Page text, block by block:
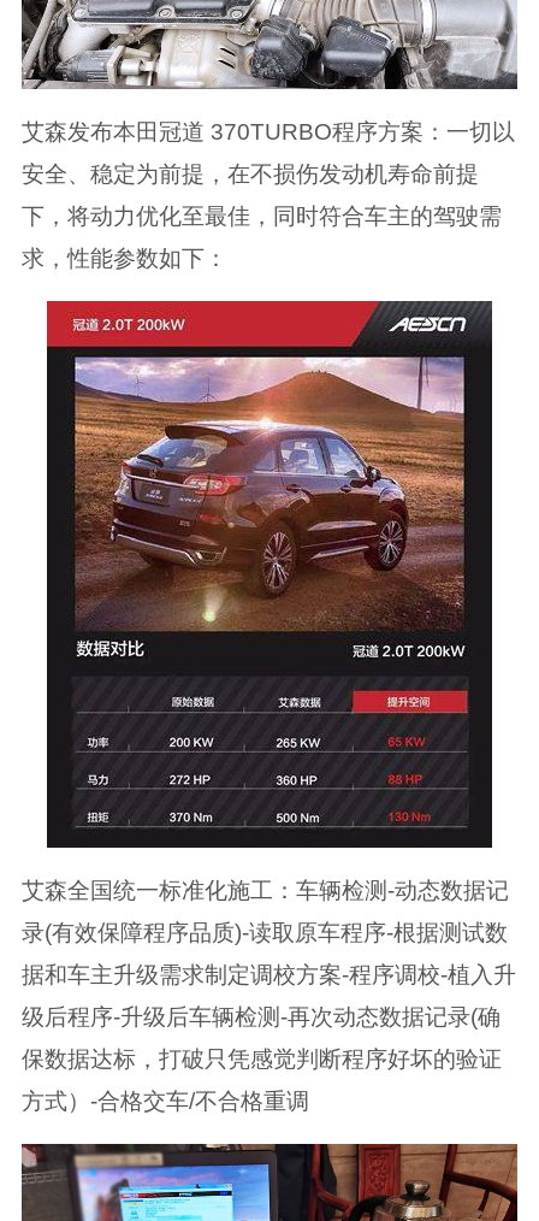
艾森发布本田冠道 370TURBO程序方案：一切以
安全、稳定为前提，在不损伤发动机寿命前提
下，将动力优化至最佳，同时符合车主的驾驶需
求，性能参数如下：
艾森全国统一标准化施工：车辆检测-动态数据记
录(有效保障程序品质)-读取原车程序-根据测试数
据和车主升级需求制定调校方案-程序调校-植入升
级后程序-升级后车辆检测-再次动态数据记录(确
保数据达标，打破只凭感觉判断程序好坏的验证
方式）-合格交车/不合格重调